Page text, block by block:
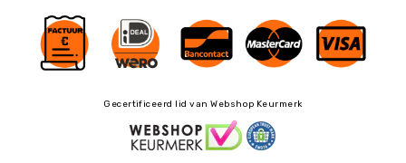
Ballenpompen
&
Naalden
Overig
Speelballen
Gecertificeerd lid van Webshop Keurmerk